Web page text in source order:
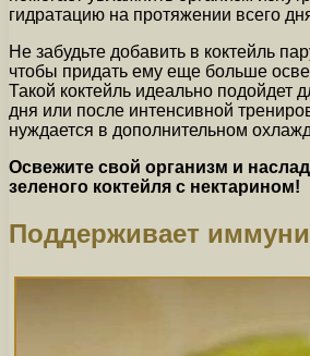
гидратацию на протяжении всего
Не забудьте добавить в коктейль
чтобы придать ему еще больше
Такой коктейль идеально подойдет
дня или после интенсивной
нуждается в дополнительном
Освежите свой организм и
зеленого коктейля с нектарином!
Поддерживает